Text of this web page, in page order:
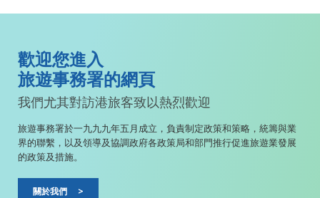
歡迎您進入
旅遊事務署的網頁
我們尤其對訪港旅客致以熱烈歡迎
旅遊事務署於一九九九年五月成立，負責制定政策和策略，統籌與業
界的聯繫，以及領導及協調政府各政策局和部門推行促進旅遊業發展
的政策及措施。
關於我們 >